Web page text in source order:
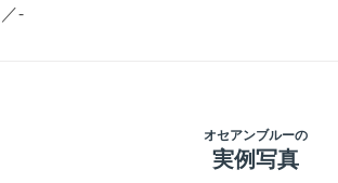
／-
オセアンブルーの
実例写真